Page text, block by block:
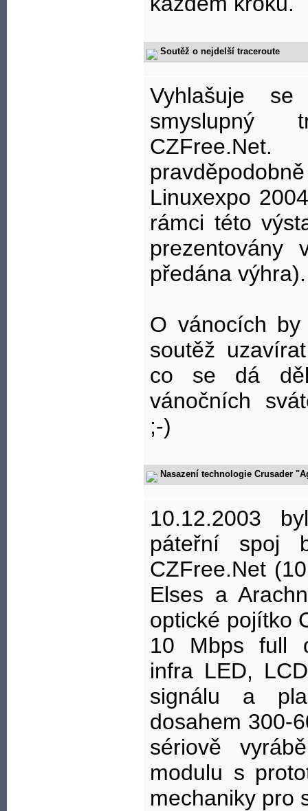
Soutěž o nejdelší traceroute
Vyhlašuje
smyslupný
Linuxexpo
rámci této
prezentovány
předána výhra).
O vánocích
soutěž
co se dá
vánočních
;-)
Nasazení technologie Crusader
10.12.2003
páteřní spoj
CZFree.Net
Elses a
optické pojítko
10 Mbps full
infra LED,
signálu a
dosahem 300-
sériově
modulu s
mechaniky pro